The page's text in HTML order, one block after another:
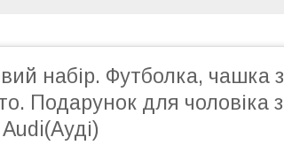
набір. Футболка, чашка з
Подарунок для чоловіка з